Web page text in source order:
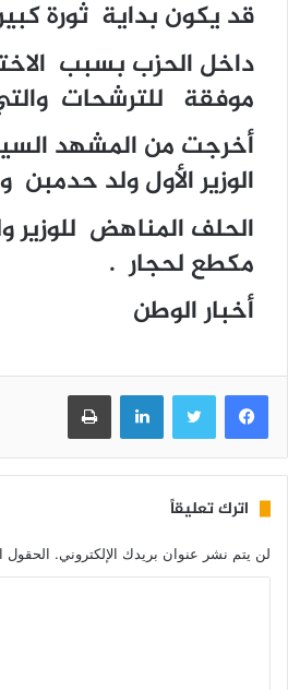
قد يكون بداية ثورة
داخل الحزب بسبب
موفقة للترشحات
أخرجت من المشهد
الوزير الأول ولد حدمبن
الحلف المناهض للوزير
مكطع لحجار .
أخبار الوطن
فيسبوك تويتر لينكدإن طباعة
اترك تعليقاً
لن يتم نشر عنوان بريدك الإلكتروني. الحقول